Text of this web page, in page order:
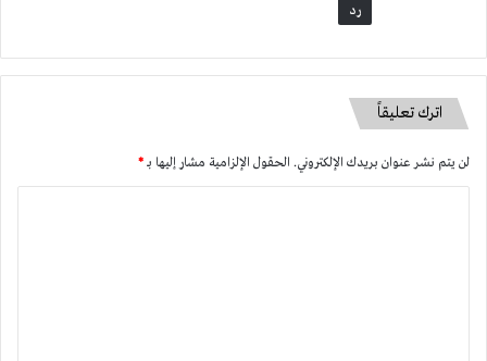
رد
اترك تعليقاً
لن يتم نشر عنوان بريدك الإلكتروني. الحقول الإلزامية مشار إليها بـ*